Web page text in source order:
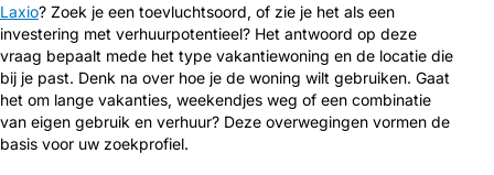
Laxio? Zoek je een toevluchtsoord, of zie je het als een
investering met verhuurpotentieel? Het antwoord op deze
vraag bepaalt mede het type vakantiewoning en de locatie die
bij je past. Denk na over hoe je de woning wilt gebruiken. Gaat
het om lange vakanties, weekendjes weg of een combinatie
van eigen gebruik en verhuur? Deze overwegingen vormen de
basis voor uw zoekprofiel.